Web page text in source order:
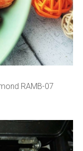
RAMB-07